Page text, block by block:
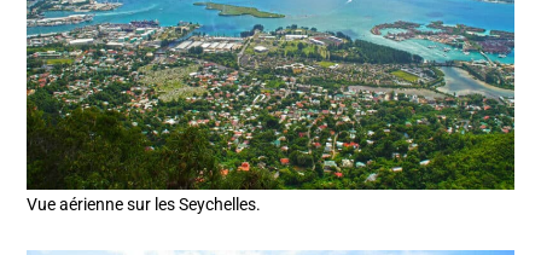
Vue aérienne sur les Seychelles.